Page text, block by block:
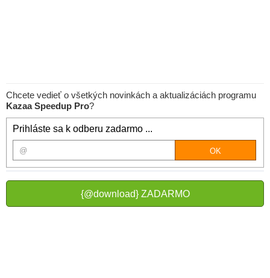
Chcete vedieť o všetkých novinkách a aktualizáciách programu
Kazaa Speedup Pro?
Prihláste sa k odberu zadarmo ...
{@download} ZADARMO